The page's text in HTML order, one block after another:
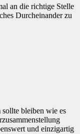
an die richtige Stelle
Durcheinander zu
sollte bleiben wie es
und einzigartig